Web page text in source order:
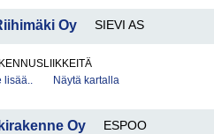
Oy SIEVI AS
lisää..
Näytä kartalla
Oy ESPOO